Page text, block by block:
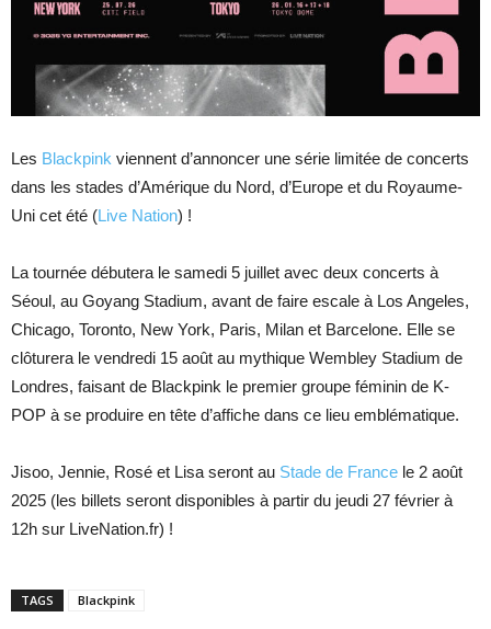
Les Blackpink viennent d’annoncer une série limitée de concerts
dans les stades d’Amérique du Nord, d’Europe et du Royaume-
Uni cet été (Live Nation) !
La tournée débutera le samedi 5 juillet avec deux concerts à
Séoul, au Goyang Stadium, avant de faire escale à Los Angeles,
Chicago, Toronto, New York, Paris, Milan et Barcelone. Elle se
clôturera le vendredi 15 août au mythique Wembley Stadium de
Londres, faisant de Blackpink le premier groupe féminin de K-
POP à se produire en tête d’affiche dans ce lieu emblématique.
Jisoo, Jennie, Rosé et Lisa seront au Stade de France le 2 août
2025 (les billets seront disponibles à partir du jeudi 27 février à
12h sur LiveNation.fr) !
TAGS Blackpink